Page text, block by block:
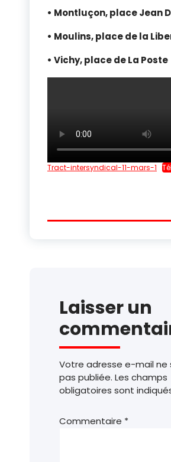
• Montluçon, place Jean
• Moulins, place de la
• Vichy, place de La Poste
Tract-intersyndical-11-mars-1
Laisser un
Votre adresse e-mail ne
pas publiée. Les champs
obligatoires sont
Commentaire *